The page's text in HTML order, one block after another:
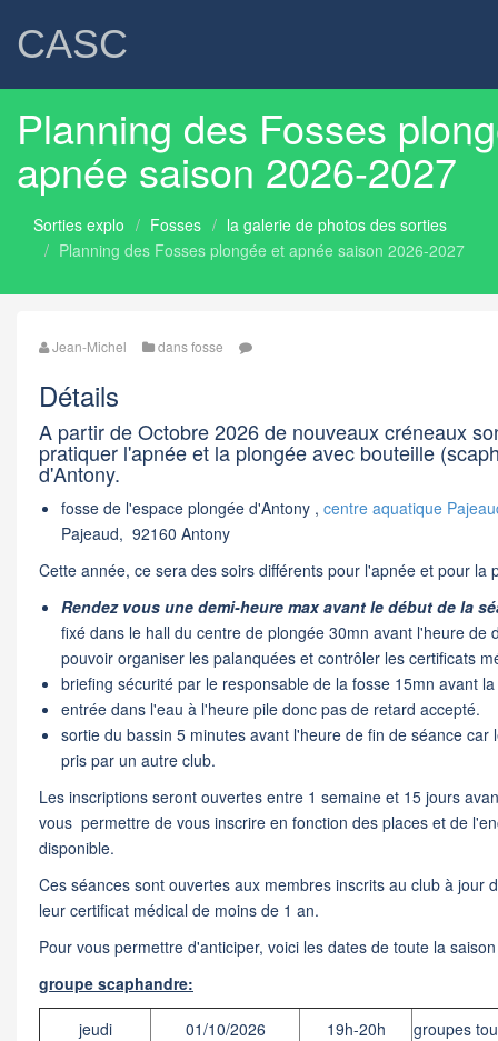
CASC
Planning des Fosses
apnée saison 2026-2027
Sorties explo Fosses
la galerie de photos des sorties
Planning des Fosses plongée et apnée saison 2026-2027
Jean-Michel dansfosse
Détails
A partir de Octobre 2026 de nouveaux créneaux
pratiquer l'apnée et la plongée avec bouteille
d'Antony.
fosse de l'espace plongée d'Antony , centre aquatique
Pajeaud, 92160 Antony
Cette année, ce sera des soirs différents pour l'apnée et pour la
Rendez vous une demi-heure max avant le début de la
fixé dans le hall du centre de plongée 30mn avant l'heure de
pouvoir organiser les palanquées et contrôler les certificats
briefing sécurité par le responsable de la fosse 15mn avant
entrée dans l'eau à l'heure pile donc pas de retard accepté.
sortie du bassin 5 minutes avant l'heure de fin de séance car
pris par un autre club.
Les inscriptions seront ouvertes entre 1 semaine et 15 jours
vous permettre de vous inscrire en fonction des places et de
disponible.
Ces séances sont ouvertes aux membres inscrits au club à jour
leur certificat médical de moins de 1 an.
Pour vous permettre d'anticiper, voici les dates de toute la
groupe scaphandre:
jeudi 01/10/2026 19h-20h
groupes